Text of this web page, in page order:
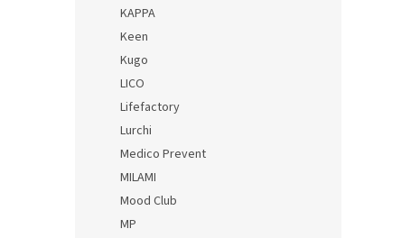
KAPPA
Keen
Kugo
LICO
Lifefactory
Lurchi
Medico Prevent
MILAMI
Mood Club
MP